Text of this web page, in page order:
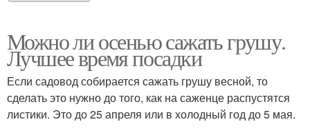
Можно ли осенью сажать грушу.
Лучшее время посадки
Если садовод собирается сажать грушу весной, то
сделать это нужно до того, как на саженце распустятся
листики. Это до 25 апреля или в холодный год до 5 мая.